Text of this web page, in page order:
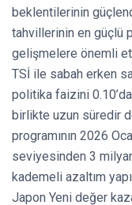
beklentilerinin
tahvillerinin en güçlü
gelişmelere önemli
TSİ ile sabah erken
politika faizini
birlikte uzun süredir
programının 2026
seviyesinden 3
kademeli azaltım
Japon Yeni değer